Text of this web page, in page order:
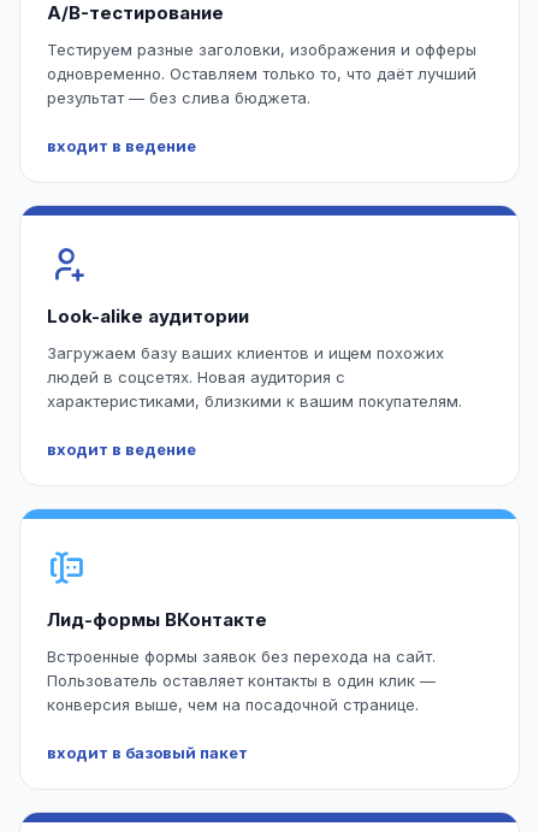
A/B-тестирование
Тестируем разные заголовки, изображения и офферы
одновременно. Оставляем только то, что даёт лучший
результат — без слива бюджета.
входит в ведение
Look-alike аудитории
Загружаем базу ваших клиентов и ищем похожих
людей в соцсетях. Новая аудитория с
характеристиками, близкими к вашим покупателям.
входит в ведение
Лид-формы ВКонтакте
Встроенные формы заявок без перехода на сайт.
Пользователь оставляет контакты в один клик —
конверсия выше, чем на посадочной странице.
входит в базовый пакет